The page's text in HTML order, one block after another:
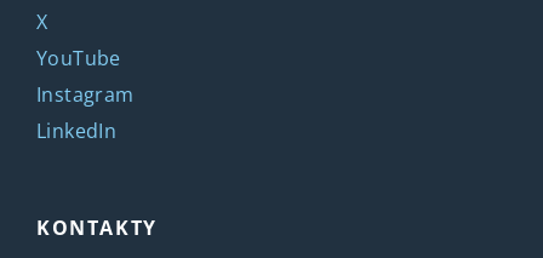
X
YouTube
Instagram
LinkedIn
KONTAKTY